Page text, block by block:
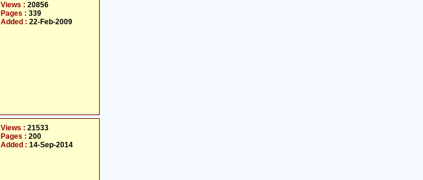
Views : 20856
Pages : 339
Added : 22-Feb-2009
Views : 21533
Pages : 200
Added : 14-Sep-2014